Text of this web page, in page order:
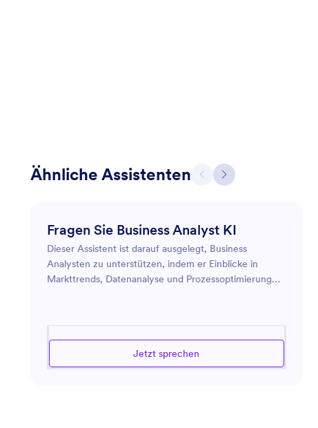
Ähnliche Assistenten
Fragen Sie Business Analyst KI
Dieser Assistent ist darauf ausgelegt, Business
Analysten zu unterstützen, indem er Einblicke in
Markttrends, Datenanalyse und Prozessoptimierung
geben, um Effizienz und Produktivität innerhalb einer
Organisation zu steigern. Egal, ob Sie Marktforschung
betreiben, Leistungsmetriken bewerten oder effektive
Jetzt sprechen